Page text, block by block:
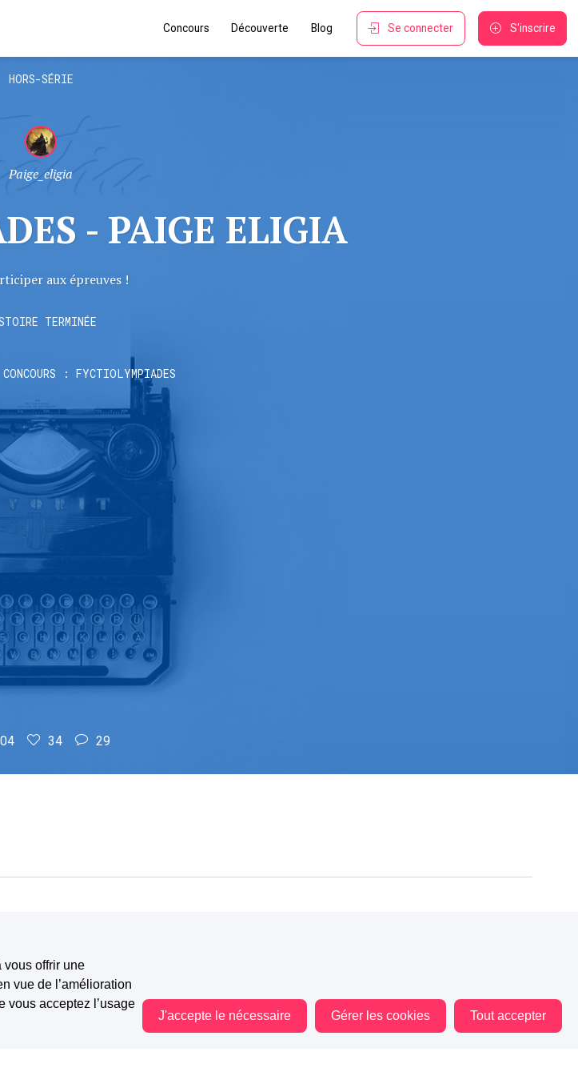
Concours Découverte Blog S'inscrire
Se connecter
HORS-SÉRIE
Paige_eligia
- PAIGE ELIGIA
aux épreuves !
TERMINÉE
: FYCTIOLYMPIADES
34 29
120 14 9
vous offrir une
vue de l’amélioration
vous acceptez l’usage
J'accepte le nécessaire Gérer les cookies Tout accepter